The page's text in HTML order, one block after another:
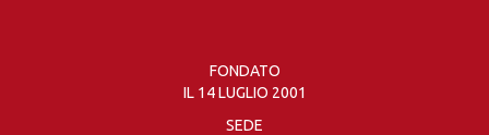
FONDATO
IL 14 LUGLIO 2001
SEDE